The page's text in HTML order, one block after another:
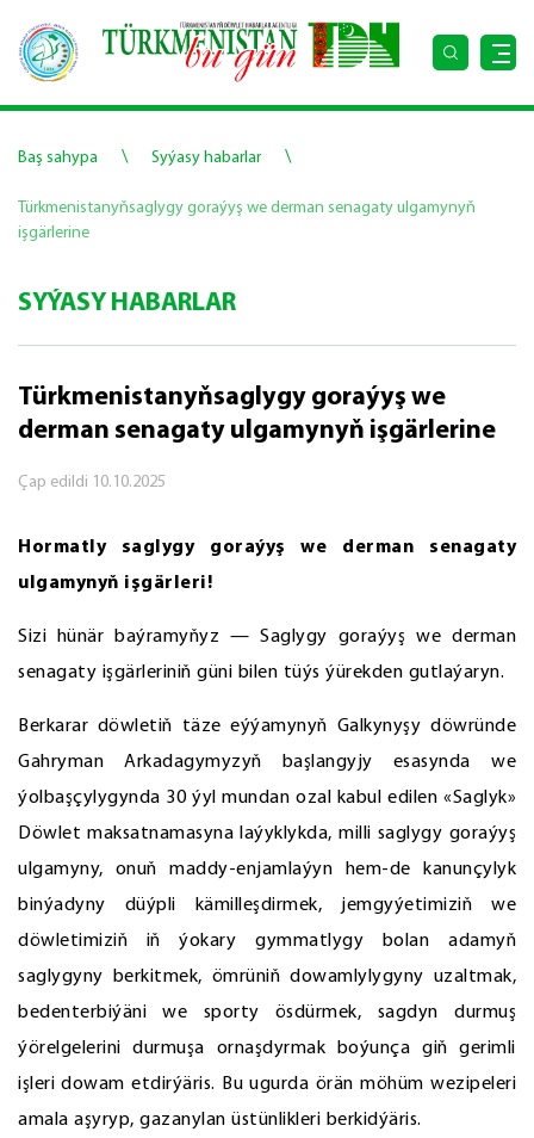
Baş sahypa \ Syýasy habarlar \
Türkmenistanyňsaglygy goraýyş we derman senagaty ulgamynyň
işgärlerine
SYÝASY HABARLAR
Türkmenistanyňsaglygy goraýyş we
derman senagaty ulgamynyň işgärlerine
Çap edildi 10.10.2025
Hormatly saglygy goraýyş we derman senagaty
ulgamynyň işgärleri!
Sizi hünär baýramyňyz — Saglygy goraýyş we derman
senagaty işgärleriniň güni bilen tüýs ýürekden gutlaýaryn.
Berkarar döwletiň täze eýýamynyň Galkynyşy döwründe
Gahryman Arkadagymyzyň başlangyjy esasynda we
ýolbaşçylygynda 30 ýyl mundan ozal kabul edilen «Saglyk»
Döwlet maksatnamasyna laýyklykda, milli saglygy goraýyş
ulgamyny, onuň maddy-enjamlaýyn hem-de kanunçylyk
binýadyny düýpli kämilleşdirmek, jemgyýetimiziň we
döwletimiziň iň ýokary gymmatlygy bolan adamyň
saglygyny berkitmek, ömrüniň dowamlylygyny uzaltmak,
bedenterbiýäni we sporty ösdürmek, sagdyn durmuş
ýörelgelerini durmuşa ornaşdyrmak boýunça giň gerimli
işleri dowam etdirýäris. Bu ugurda örän möhüm wezipeleri
amala aşyryp, gazanylan üstünlikleri berkidýäris.